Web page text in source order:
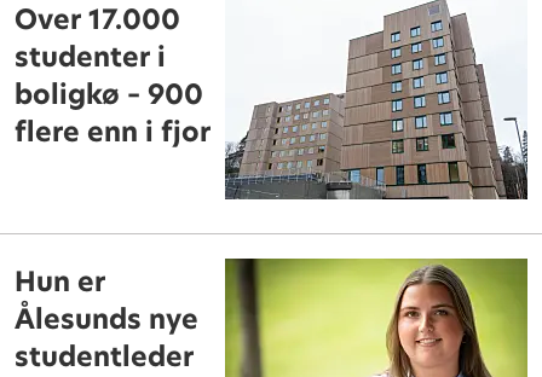
Over 17.000
studenter i
boligkø – 900
flere enn i fjor
Hun er
Ålesunds nye
studentleder